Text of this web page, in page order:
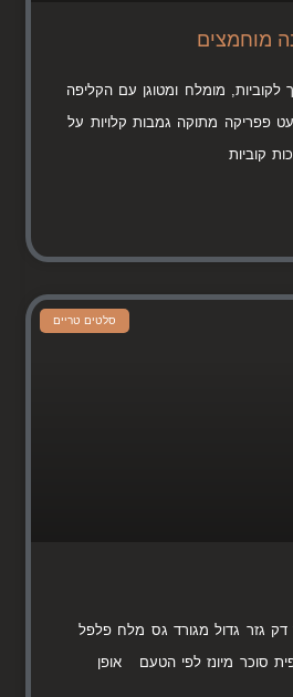
מוחמצים
לקוביות, מומלח ומטוגן עם הקליפה
פפריקה מתוקה גמבות קלויות על
קוביות
סלטים טריים
דק גזר גדול מגורד גס מלח פלפל
סוכר מיונז לפי הטעם אופן